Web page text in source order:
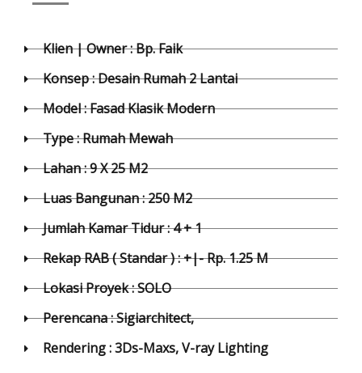
Klien | Owner : Bp. Faik
Konsep : Desain Rumah 2 Lantai
Model : Fasad Klasik Modern
Type : Rumah Mewah
Lahan : 9 X 25 M2
Luas Bangunan : 250 M2
Jumlah Kamar Tidur : 4 + 1
Rekap RAB ( Standar ) : +|- Rp. 1.25 M
Lokasi Proyek : SOLO
Perencana : Sigiarchitect,
Rendering : 3Ds-Maxs, V-ray Lighting